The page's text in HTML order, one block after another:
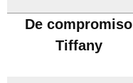
De compromiso
Tiffany